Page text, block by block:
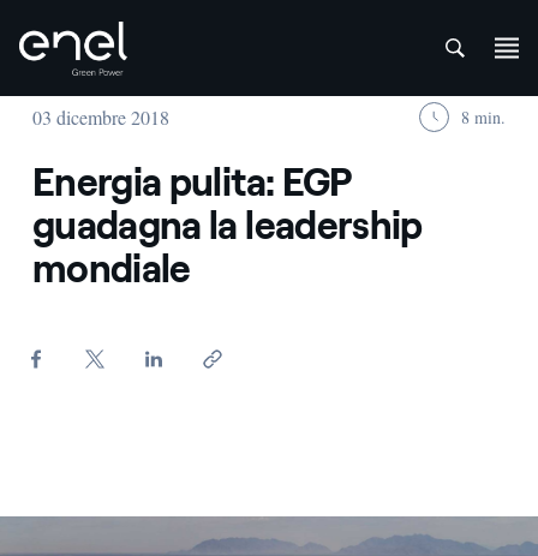
Salta al contenuto
03 dicembre 2018 8 min.
Energia pulita: EGP
guadagna la leadership
mondiale